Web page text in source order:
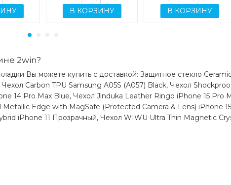
В КОРЗИНУ В КОРЗИНУ
2win?
Вы можете купить с доставкой: Защитное стекло
Carbon TPU Samsung A05S (A057) Black, Чехол
14 Pro Max Blue, Чехол Jinduka Leather Ringo iPhone 15 Pro
Edge with MagSafe (Protected Camera & Lens) iPhone
iPhone 11 Прозрачный, Чехол WIWU Ultra Thin Magnetic